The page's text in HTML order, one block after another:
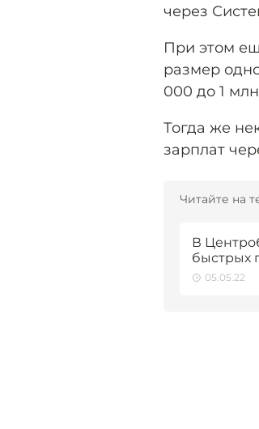
через
При этом
размер
000 до 1
Тогда же
зарплат
Читайте на
В
быстрых
05.05.22